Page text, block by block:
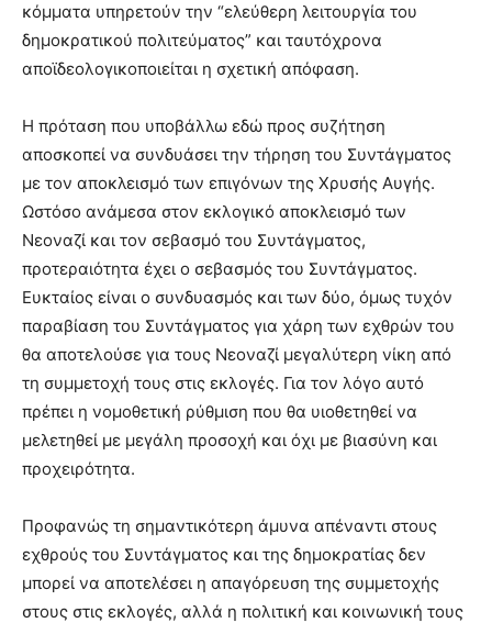
κόμματα υπηρετούν την “ελεύθερη λειτουργία του
δημοκρατικού πολιτεύματος” και ταυτόχρονα
αποϊδεολογικοποιείται η σχετική απόφαση.
Η πρόταση που υποβάλλω εδώ προς συζήτηση
αποσκοπεί να συνδυάσει την τήρηση του Συντάγματος
με τον αποκλεισμό των επιγόνων της Χρυσής Αυγής.
Ωστόσο ανάμεσα στον εκλογικό αποκλεισμό των
Νεοναζί και τον σεβασμό του Συντάγματος,
προτεραιότητα έχει ο σεβασμός του Συντάγματος.
Ευκταίος είναι ο συνδυασμός και των δύο, όμως τυχόν
παραβίαση του Συντάγματος για χάρη των εχθρών του
θα αποτελούσε για τους Νεοναζί μεγαλύτερη νίκη από
τη συμμετοχή τους στις εκλογές. Για τον λόγο αυτό
πρέπει η νομοθετική ρύθμιση που θα υιοθετηθεί να
μελετηθεί με μεγάλη προσοχή και όχι με βιασύνη και
προχειρότητα.
Προφανώς τη σημαντικότερη άμυνα απέναντι στους
εχθρούς του Συντάγματος και της δημοκρατίας δεν
μπορεί να αποτελέσει η απαγόρευση της συμμετοχής
στους στις εκλογές, αλλά η πολιτική και κοινωνική τους